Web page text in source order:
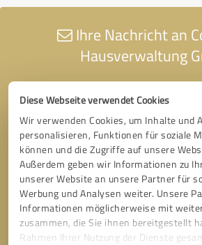
Diese Webseite verwendet Cookies
Wir verwenden Cookies, um Inhalte und
personalisieren, Funktionen für soziale
können und die Zugriffe auf unsere
Außerdem geben wir Informationen zu
unserer Website an unsere Partner für
Werbung und Analysen weiter. Unsere
Informationen möglicherweise mit
zusammen, die Sie ihnen bereitgestellt
Rahmen Ihrer Nutzung der Dienste
Ihre Nachricht an
Hausverwaltung